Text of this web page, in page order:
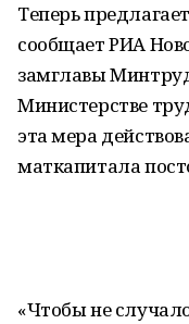
Теперь
сообщает РИА
замглавы
Министерстве
эта мера
маткапитала
«Чтобы не